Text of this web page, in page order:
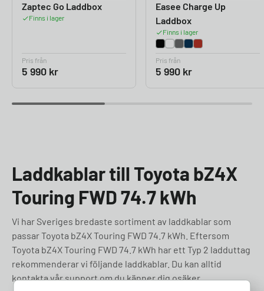
Zaptec Go Laddbox
Finns i lager
Pris från
5 990 kr
Easee Charge Up
Laddbox
Finns i lager
Pris från
5 990 kr
Laddkablar till Toyota bZ4X
Touring FWD 74.7 kWh
Vi har Sveriges bredaste sortiment av laddkablar som
passar Toyota bZ4X Touring FWD 74.7 kWh. Eftersom
Toyota bZ4X Touring FWD 74.7 kWh har ett Typ 2 ladduttag
rekommenderar vi följande laddkablar. Du kan alltid
kontakta vår support om du känner dig osäker.